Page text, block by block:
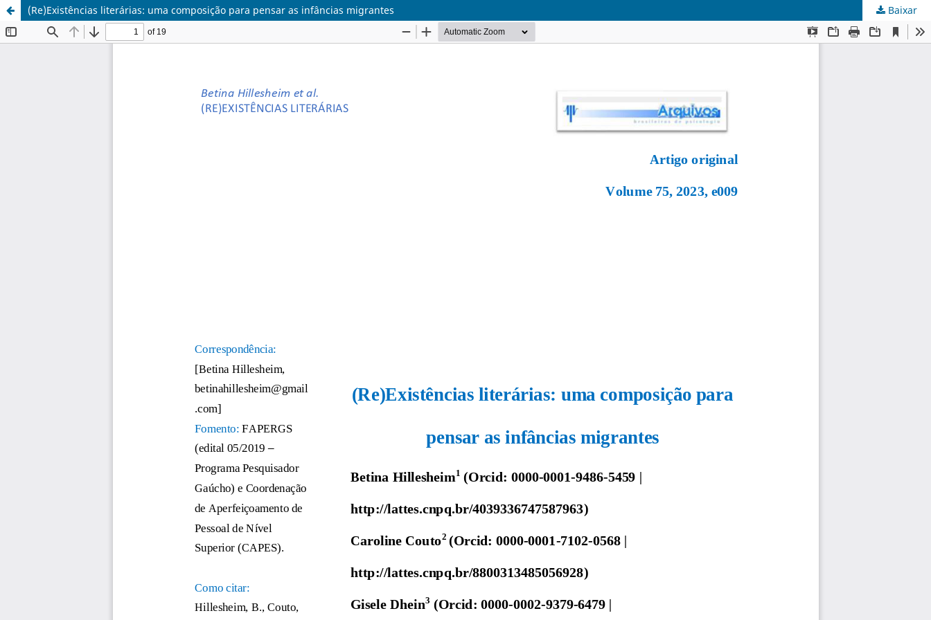
(Re)Existências literárias: uma composição para pensar as infâncias migrantes Baixar